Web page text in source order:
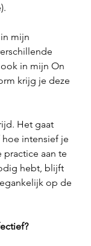
mijn
in mijn On
krijg je deze
Het gaat
intensief je
aan te
hebt, blijft
op de